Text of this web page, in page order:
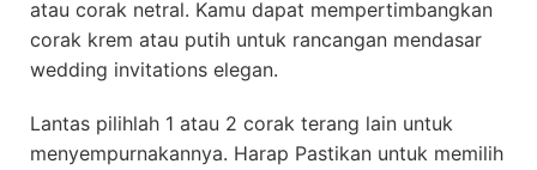
atau corak netral. Kamu dapat mempertimbangkan
corak krem atau putih untuk rancangan mendasar
wedding invitations elegan.
Lantas pilihlah 1 atau 2 corak terang lain untuk
menyempurnakannya. Harap Pastikan untuk memilih